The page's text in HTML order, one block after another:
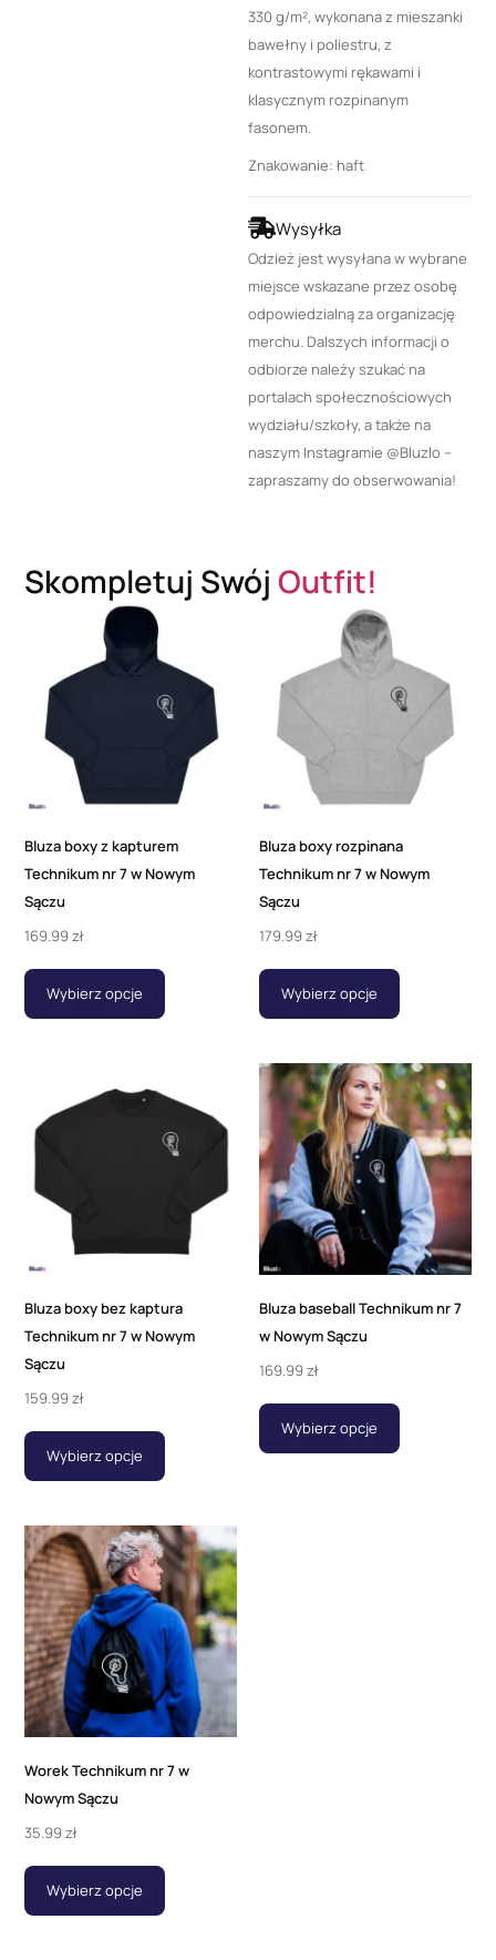
330 g/m², wykonana z mieszanki
bawełny i poliestru, z
kontrastowymi rękawami i
klasycznym rozpinanym
fasonem.
Znakowanie: haft
Wysyłka
Odzież jest wysyłana w wybrane
miejsce wskazane przez osobę
odpowiedzialną za organizację
merchu. Dalszych informacji o
odbiorze należy szukać na
portalach społecznościowych
wydziału/szkoły, a także na
naszym Instagramie @Bluzlo –
zapraszamy do obserwowania!
Skompletuj SwójOutfit!
Bluza boxy z kapturem
Technikum nr 7 w Nowym
Sączu
169.99zł
Wybierz opcje
Bluza boxy rozpinana
Technikum nr 7 w Nowym
Sączu
179.99 zł
Wybierz opcje
Bluza boxy bez kaptura
Technikum nr 7 w Nowym
Sączu
159.99zł
Wybierz opcje
Bluza baseball Technikum nr 7
w Nowym Sączu
169.99 zł
Wybierz opcje
Worek Technikum nr 7 w
Nowym Sączu
35.99zł
Wybierz opcje